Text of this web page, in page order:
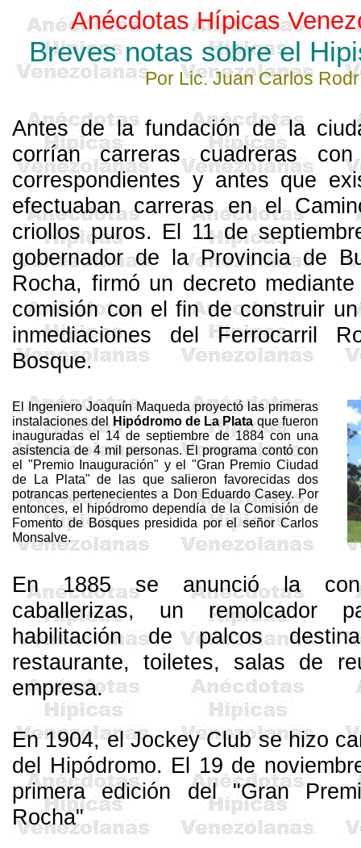
Anécdotas Hípicas
Breves notas sobre el
Por Lic. Juan Carlos
Antes de la fundación de la
corrían carreras cuadreras con
correspondientes y antes que
efectuaban carreras en el
criollos puros. El 11 de
gobernador de la Provinciade
Rocha, firmó un decreto
comisión con el fin de construir
inmediaciones del Ferrocarril
Bosque.
El Ingeniero JoaquínMaquedaproyectó las primeras
instalaciones delHipódromo deLa Plataque fueron
inauguradas el 14 de septiembre de 1884 con una
asistencia de 4 mil personas. El programa contó con
el "Premio Inauguración" y el "Gran Premio Ciudad
de
La Plata" de las que salieron favorecidas dos
potrancas pertenecientes a Don EduardoCasey. Por
entonces, el hipódromo dependía dela Comisiónde
Fomento de Bosques presidida por el señor Carlos
Monsalve.
En 1885 se anunció la
caballerizas, un remolcador
habilitación de palcos
restaurante,toiletes, salas de
empresa.
En 1904, el Jockey Club se hizo
del Hipódromo. El 19 de
primera edición del "Gran
Rocha"